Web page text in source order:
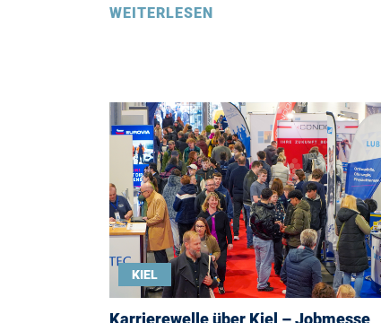
WEITERLESEN
KIEL
Karrierewelle über Kiel – Jobmesse